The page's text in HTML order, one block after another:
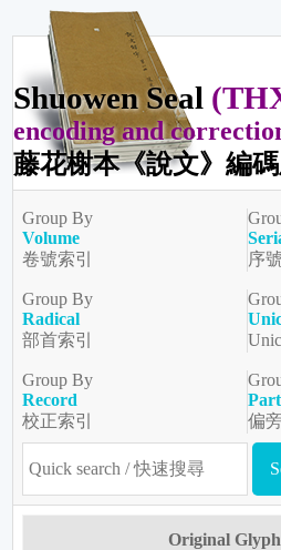
Shuowen Seal
encoding and
藤花榭本《說文》編
Group By
Volume
卷號索引
序
Group By
Radical
部首索引
Group By
Record
校正索引
Part
偏
Original